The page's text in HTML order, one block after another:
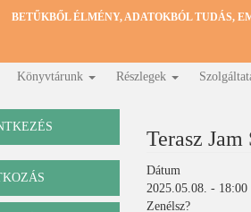
BETŰKBŐL ÉLMÉNY, ADATOKBÓL TUDÁS,
Fő
navigáció
Könyvtárunk Részlegek
Terasz Jam
Dátum
2025.05.08. - 18:00
Zenélsz?